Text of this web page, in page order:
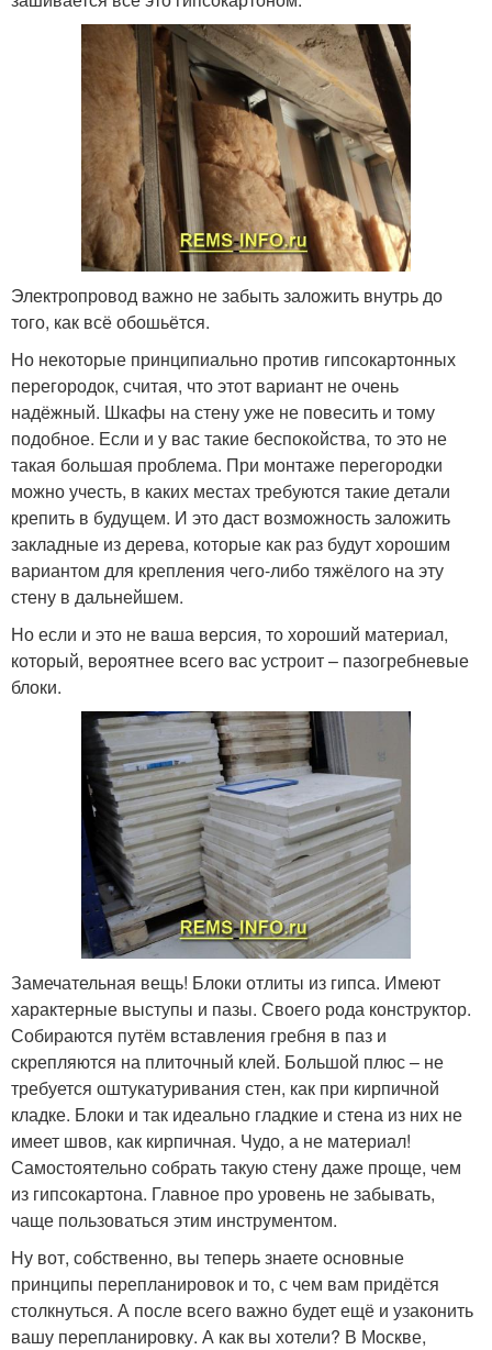
Электропровод важно не забыть заложить внутрь до
того, как всё обошьётся.
Но некоторые принципиально против гипсокартонных
перегородок, считая, что этот вариант не очень
надёжный. Шкафы на стену уже не повесить и тому
подобное. Если и у вас такие беспокойства, то это не
такая большая проблема. При монтаже перегородки
можно учесть, в каких местах требуются такие детали
крепить в будущем. И это даст возможность заложить
закладные из дерева, которые как раз будут хорошим
вариантом для крепления чего-либо тяжёлого на эту
стену в дальнейшем.
Но если и это не ваша версия, то хороший материал,
который, вероятнее всего вас устроит – пазогребневые
блоки.
Замечательная вещь! Блоки отлиты из гипса. Имеют
характерные выступы и пазы. Своего рода конструктор.
Собираются путём вставления гребня в паз и
скрепляются на плиточный клей. Большой плюс – не
требуется оштукатуривания стен, как при кирпичной
кладке. Блоки и так идеально гладкие и стена из них не
имеет швов, как кирпичная. Чудо, а не материал!
Самостоятельно собрать такую стену даже проще, чем
из гипсокартона. Главное про уровень не забывать,
чаще пользоваться этим инструментом.
Ну вот, собственно, вы теперь знаете основные
принципы перепланировок и то, с чем вам придётся
столкнуться. А после всего важно будет ещё и узаконить
вашу перепланировку. А как вы хотели? В Москве,